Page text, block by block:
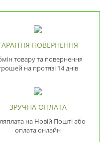
для серветок
ПОВЕРНЕННЯ
товару та повернення
на протязі 14 днів
ЗРУЧНА ОПЛАТА
на Новій Пошті або
оплата онлайн